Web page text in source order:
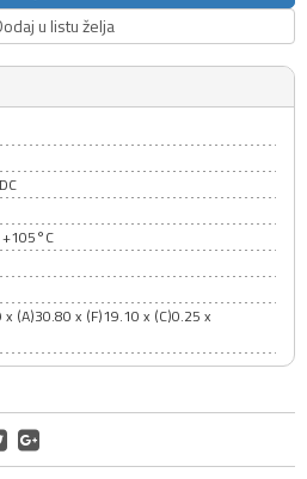
u listu želja
(A)30.80 x (F)19.10 x (C)0.25 x